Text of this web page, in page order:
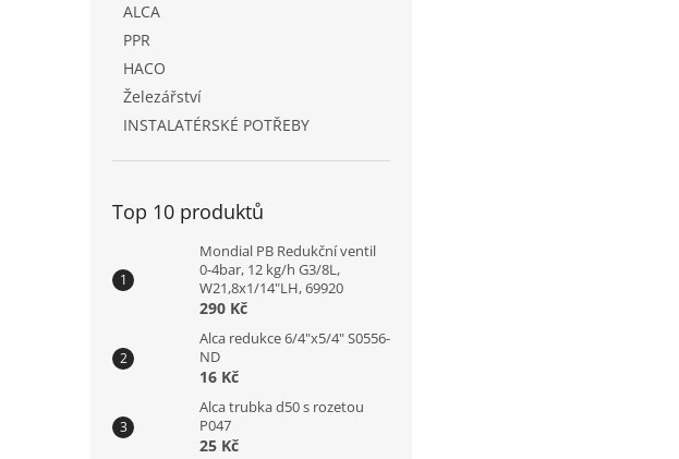
ALCA
PPR
HACO
Železářství
INSTALATÉRSKÉ POTŘEBY
Top 10 produktů
Mondial PB Redukční ventil
0-4bar, 12 kg/h G3/8L,
W21,8x1/14"LH, 69920
290 Kč
Alca redukce 6/4"x5/4" S0556-
ND
16 Kč
Alca trubka d50 s rozetou
P047
25 Kč